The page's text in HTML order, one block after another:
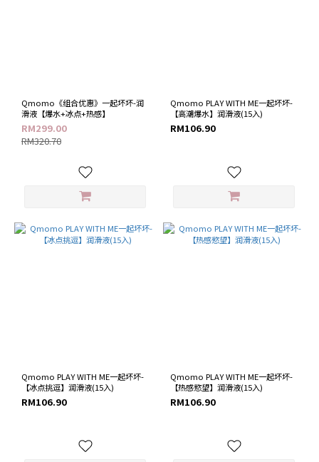
Qmomo《组合优惠》一起坏坏-润
滑液【爆水+冰点+热感】
RM299.00
RM320.70
Qmomo PLAY WITH ME一起坏坏-
【高潮爆水】润滑液(15入)
RM106.90
Qmomo PLAY WITH ME一起坏坏-
【冰点挑逗】润滑液(15入)
RM106.90
Qmomo PLAY WITH ME一起坏坏-
【热感慾望】润滑液(15入)
RM106.90